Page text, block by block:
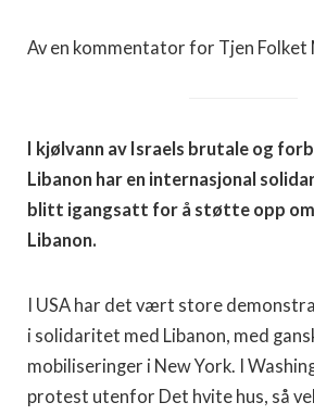
Av en kommentator for Tjen Folket
I kjølvann av Israels brutale og
Libanon har en internasjonal
blitt igangsatt for å støtte opp
Libanon.
I USA har det vært store
i solidaritet med Libanon, med
mobiliseringer i New York. I
protest utenfor Det hvite hus, så